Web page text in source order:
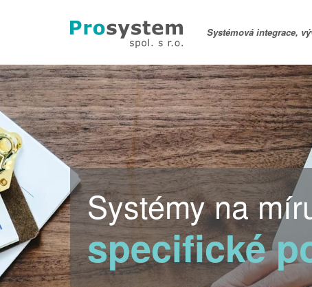
Systémová integrace,
Systémy na
specifické